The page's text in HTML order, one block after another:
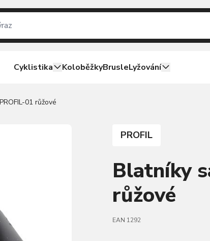
Cyklistika KoloběžkyBrusleLyžování
01 růžové
PROFIL
Blatníky
růžové
EAN 1292